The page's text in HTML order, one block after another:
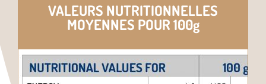
VALEURS NUTRITIONNELLES
MOYENNES POUR 100g